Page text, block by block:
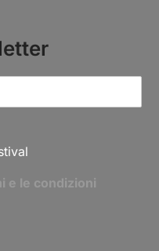
e le condizioni